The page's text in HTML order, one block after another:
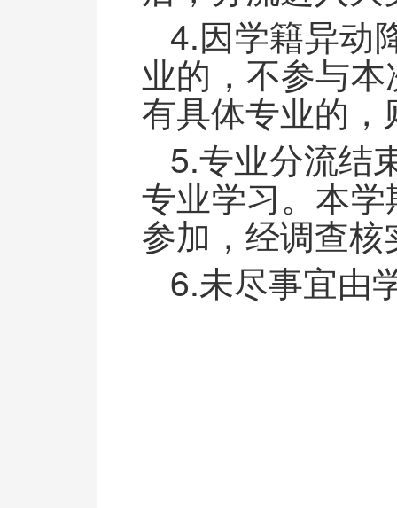
4.因学籍异动
业的，不参与
有具体专业的
5.专业分流结
专业学习。本
参加，经调查
6.未尽事宜由